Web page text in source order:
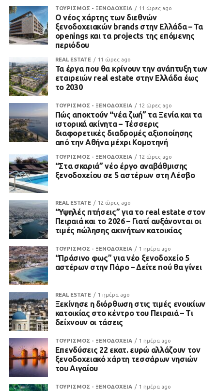
ΤΟΥΡΙΣΜΟΣ - ΞΕΝΟΔΟΧΕΙΑ 11 ώρες ago
Ο νέος χάρτης των διεθνών
ξενοδοχειακών brands στην Ελλάδα – Τα
openings και τα projects της επόμενης
περιόδου
REAL ESTATE 11 ώρες ago
Τα έργα που θα κρίνουν την ανάπτυξη των
εταιρειών real estate στην Ελλάδα έως
το 2030
ΤΟΥΡΙΣΜΟΣ - ΞΕΝΟΔΟΧΕΙΑ 12 ώρες ago
Πώς αποκτούν “νέα ζωή” τα Ξενία και τα
ιστορικά ακίνητα – Τέσσερις
διαφορετικές διαδρομές αξιοποίησης
από την Αθήνα μέχρι Κομοτηνή
ΤΟΥΡΙΣΜΟΣ - ΞΕΝΟΔΟΧΕΙΑ 12 ώρες ago
“Στα σκαριά” νέο έργο αναβάθμισης
ξενοδοχείου σε 5 αστέρων στη Λέσβο
REAL ESTATE 12 ώρες ago
“Υψηλές πτήσεις” για το real estate στον
Πειραιά και το 2026 – Γιατί αυξάνονται οι
τιμές πώλησης ακινήτων κατοικίας
ΤΟΥΡΙΣΜΟΣ - ΞΕΝΟΔΟΧΕΙΑ 1 ημέρα ago
“Πράσινο φως” για νέο ξενοδοχείο 5
αστέρων στην Πάρο – Δείτε πού θα γίνει
REAL ESTATE 1 ημέρα ago
Ξεκίνησε η διόρθωση στις τιμές ενοικίων
κατοικίας στο κέντρο του Πειραιά – Τι
δείχνουν οι τάσεις
ΤΟΥΡΙΣΜΟΣ - ΞΕΝΟΔΟΧΕΙΑ 1 ημέρα ago
Επενδύσεις 22 εκατ. ευρώ αλλάζουν τον
ξενοδοχειακό χάρτη τεσσάρων νησιών
του Αιγαίου
ΤΟΥΡΙΣΜΟΣ - ΞΕΝΟΔΟΧΕΙΑ 1 ημέρα ago